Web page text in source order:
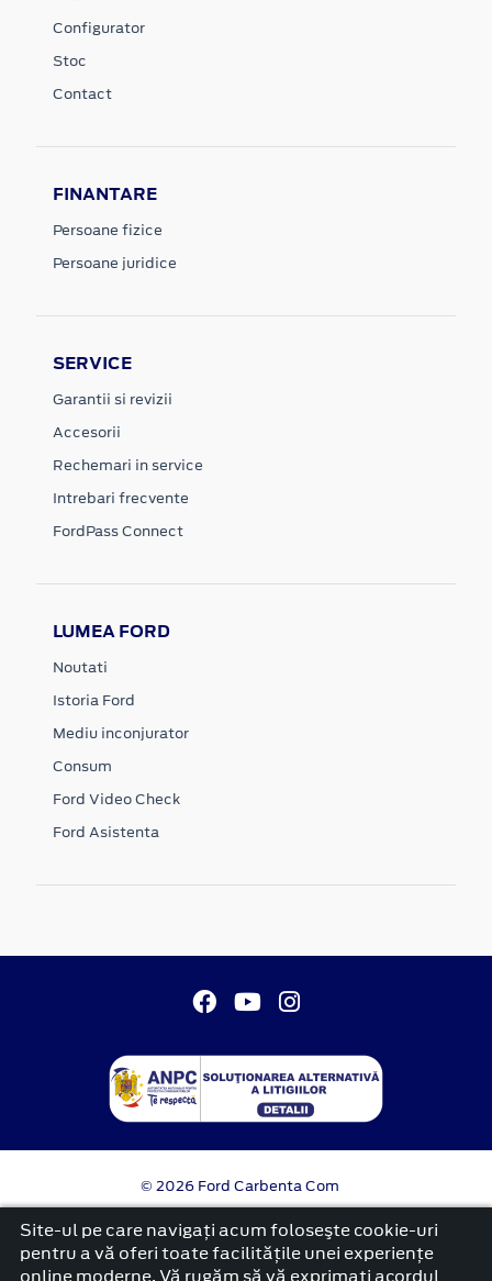
Configurator
Stoc
Contact
FINANTARE
Persoane fizice
Persoane juridice
SERVICE
Garantii si revizii
Accesorii
Rechemari in service
Intrebari frecvente
FordPass Connect
LUMEA FORD
Noutati
Istoria Ford
Mediu inconjurator
Consum
Ford Video Check
Ford Asistenta
© 2026 Ford Carbenta Com
Termeni si conditii
Confidentialitate
Politica cookies
Site-ul pe care navigați acum foloseşte cookie-uri
pentru a vă oferi toate facilitățile unei experiențe
online moderne. Vă rugăm să vă exprimați acordul